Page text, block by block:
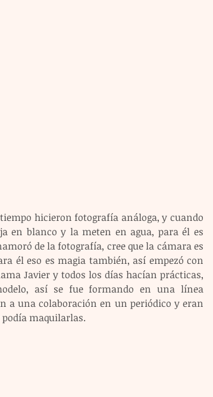
hicieron fotografía análoga, y cuando
en blanco y la meten en agua, para él es
de la fotografía, cree que la cámara es
él eso es magia también, así empezó con
Javier y todos los días hacían prácticas,
así se fue formando en una línea
a una colaboración en un periódico y eran
podía maquilarlas.